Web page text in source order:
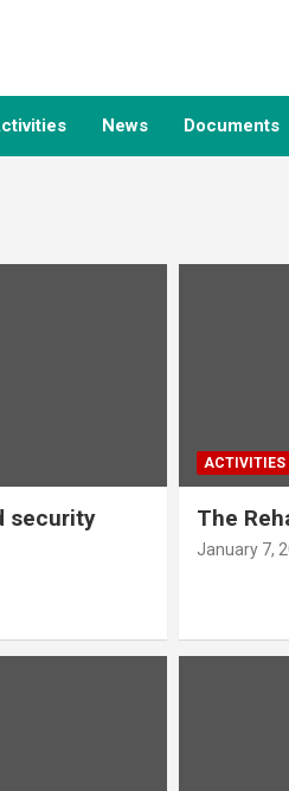
News Documents
security
ACTIVITIES
The
January 7,